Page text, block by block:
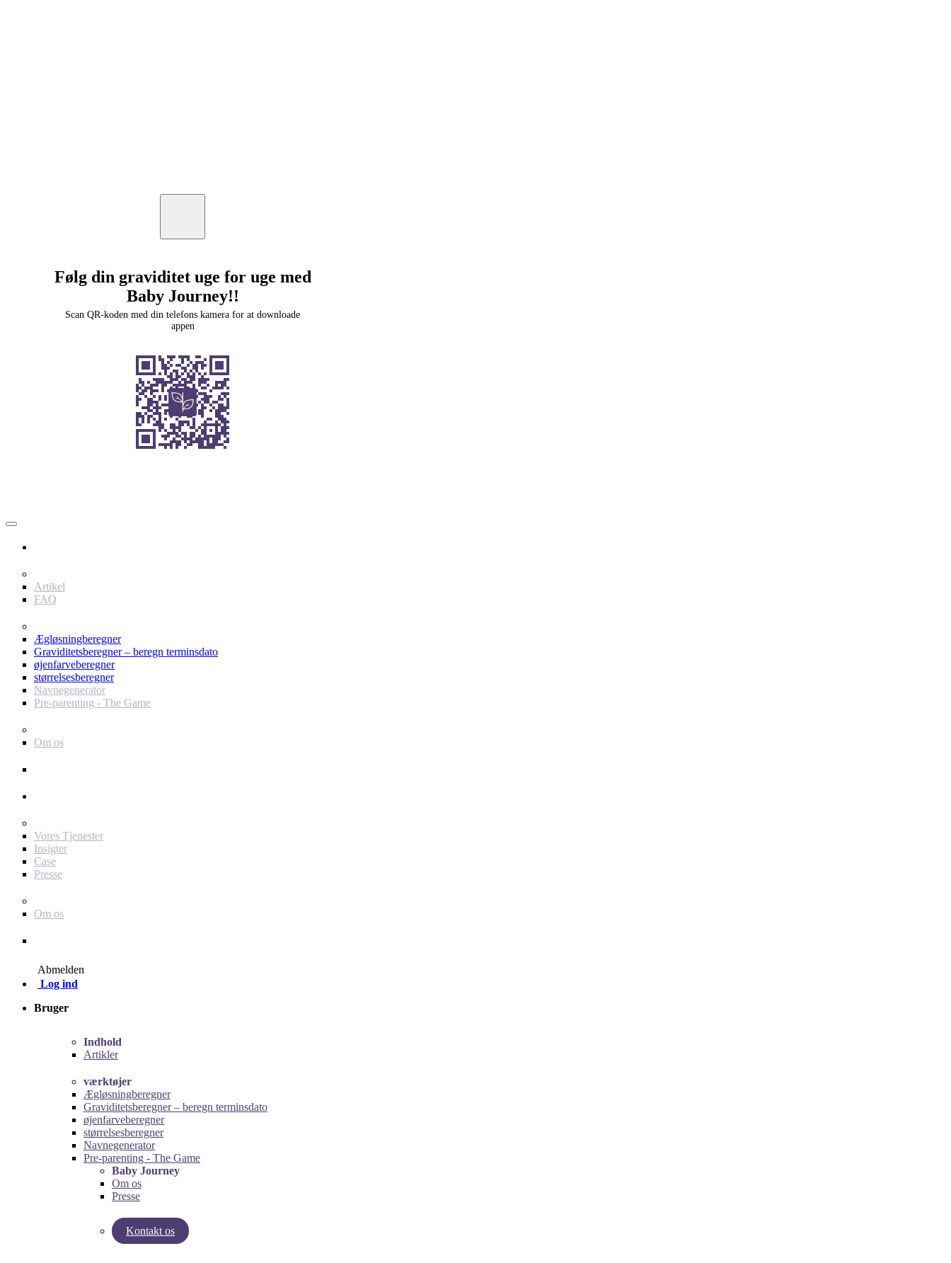
Følg din graviditet uge for uge med
Baby Journey!!
Scan QR-koden med din telefons kamera for at downloade
appen
Artikel
FAQ
Ægløsningberegner
Graviditetsberegner – beregn terminsdato
øjenfarveberegner
størrelsesberegner
Navnegenerator
Pre-parenting - The Game
Om os
Vores Tjenester
Insigter
Case
Presse
Om os
Abmelden
Log ind
Bruger
Indhold
Artikler
værktøjer
Ægløsningberegner
Graviditetsberegner – beregn terminsdato
øjenfarveberegner
størrelsesberegner
Navnegenerator
Pre-parenting - The Game
Baby Journey
Om os
Presse
Kontakt os